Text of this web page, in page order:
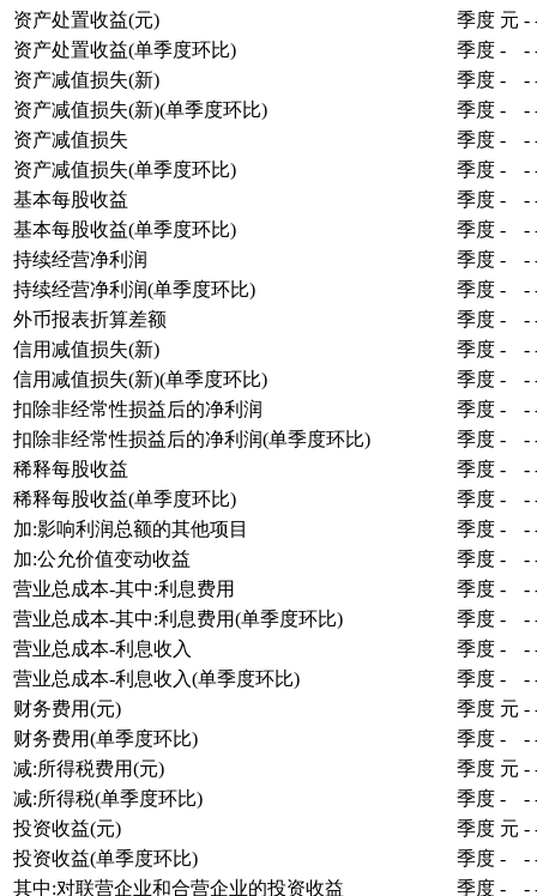
资产处置收益(元)
季度 元 -
资产处置收益(单季度环比)
季度 - -
资产减值损失(新)
季度 - -
资产减值损失(新)(单季度环比)
季度 - -
资产减值损失
季度 - -
资产减值损失(单季度环比)
季度 - -
基本每股收益
季度 - -
基本每股收益(单季度环比)
季度 - -
持续经营净利润
季度 - -
持续经营净利润(单季度环比)
季度 - -
外币报表折算差额
季度 - -
信用减值损失(新)
季度 - -
信用减值损失(新)(单季度环比)
季度 - -
扣除非经常性损益后的净利润
季度 - -
扣除非经常性损益后的净利润(单季度环比)
季度 - -
稀释每股收益
季度 - -
稀释每股收益(单季度环比)
季度 - -
加:影响利润总额的其他项目
季度 - -
加:公允价值变动收益
季度 - -
营业总成本-其中:利息费用
季度 - -
营业总成本-其中:利息费用(单季度环比)
季度 - -
营业总成本-利息收入
季度 - -
营业总成本-利息收入(单季度环比)
季度 - -
财务费用(元)
季度 元 -
财务费用(单季度环比)
季度 - -
减:所得税费用(元)
季度 元 -
减:所得税(单季度环比)
季度 - -
投资收益(元)
季度 元 -
投资收益(单季度环比)
季度 - -
其中:对联营企业和合营企业的投资收益
季度 - -